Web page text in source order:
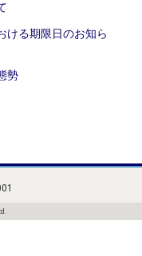
ける期限日のお知ら
勢